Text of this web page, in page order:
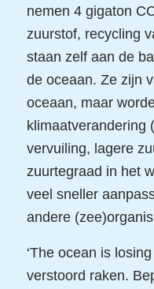
nemen 4 gigaton
zuurstof, recycling
staan zelf aan de
de oceaan. Ze zijn
oceaan, maar
klimaatverandering
vervuiling, lagere
zuurtegraad in het
veel sneller
andere
‘The ocean is
verstoord raken.